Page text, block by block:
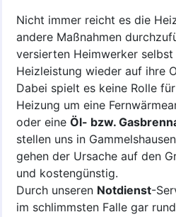
Nicht immer reicht es die
andere Maßnahmen
versierten Heimwerker
Heizleistung wieder auf ihre
Dabei spielt es keine Rolle
Heizung um eine
oder eine Öl- bzw.
stellen uns in
gehen der Ursache auf den
und kostengünstig.
Durch unseren Notdienst-
im schlimmsten Falle gar